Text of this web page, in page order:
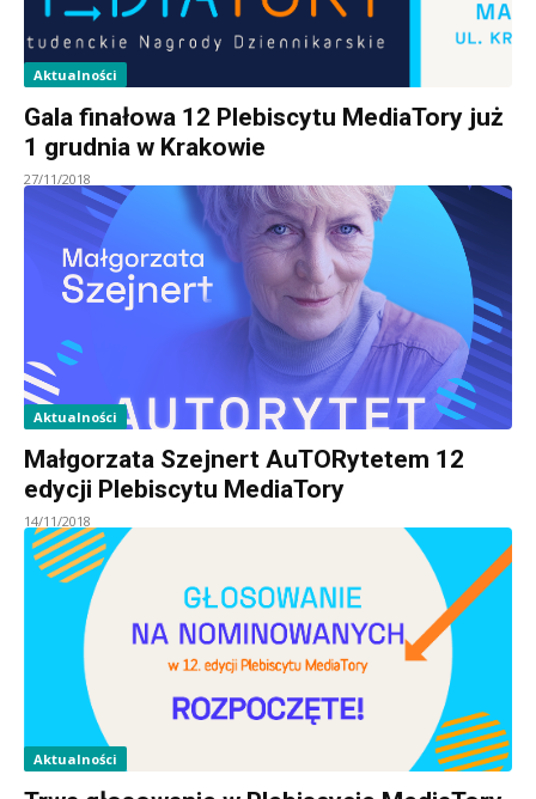
Aktualności
Gala finałowa 12 Plebiscytu MediaTory już
1 grudnia w Krakowie
27/11/2018
Aktualności
Małgorzata Szejnert AuTORytetem 12
edycji Plebiscytu MediaTory
14/11/2018
Aktualności